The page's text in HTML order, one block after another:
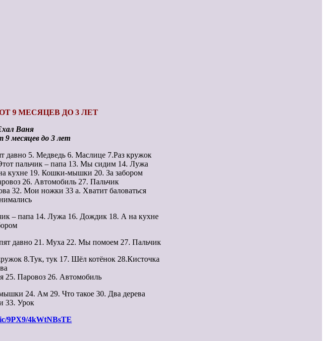
ОТ 9 МЕСЯЦЕВ ДО 3 ЛЕТ
Ваня
до 3 лет
давно 5. Медведь 6. Маслице 7.Раз кружок
пальчик – папа 13. Мы сидим 14. Лужа
кухне 19. Кошки-мышки 20. За забором
26. Автомобиль 27. Пальчик
32. Мои ножки 33 а. Хватит баловаться
– папа 14. Лужа 16. Дождик 18. А на кухне
давно 21. Муха 22. Мы помоем 27. Пальчик
8.Тук, тук 17. Шёл котёнок 28.Кисточка
25. Паровоз 26. Автомобиль
24. Ам 29. Что такое 30. Два дерева
33. Урок
9PX9/4kWtNBsTE